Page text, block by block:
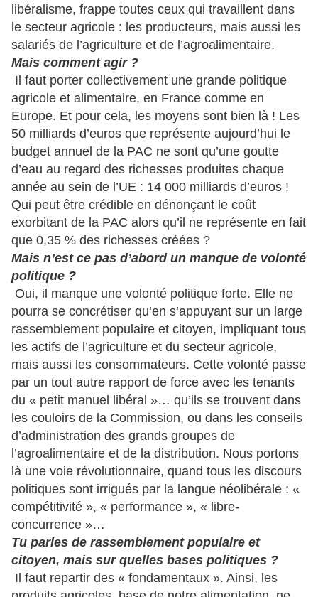
libéralisme, frappe toutes ceux qui travaillent dans
le secteur agricole : les producteurs, mais aussi les
salariés de l’agriculture et de l’agroalimentaire.
Mais comment agir ?
Il faut porter collectivement une grande politique
agricole et alimentaire, en France comme en
Europe. Et pour cela, les moyens sont bien là ! Les
50 milliards d’euros que représente aujourd’hui le
budget annuel de la PAC ne sont qu’une goutte
d’eau au regard des richesses produites chaque
année au sein de l’UE : 14 000 milliards d’euros !
Qui peut être crédible en dénonçant le coût
exorbitant de la PAC alors qu’il ne représente en fait
que 0,35 % des richesses créées ?
Mais n’est ce pas d’abord un manque de volonté
politique ?
Oui, il manque une volonté politique forte. Elle ne
pourra se concrétiser qu’en s’appuyant sur un large
rassemblement populaire et citoyen, impliquant tous
les actifs de l’agriculture et du secteur agricole,
mais aussi les consommateurs. Cette volonté passe
par un tout autre rapport de force avec les tenants
du « petit manuel libéral »… qu’ils se trouvent dans
les couloirs de la Commission, ou dans les conseils
d’administration des grands groupes de
l’agroalimentaire et de la distribution. Nous portons
là une voie révolutionnaire, quand tous les discours
politiques sont irrigués par la langue néolibérale : «
compétitivité », « performance », « libre-
concurrence »…
Tu parles de rassemblement populaire et
citoyen, mais sur quelles bases politiques ?
Il faut repartir des « fondamentaux ». Ainsi, les